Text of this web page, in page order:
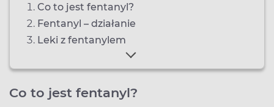
Co to jest fentanyl?
Fentanyl – działanie
Leki z fentanylem
Co to jest fentanyl?